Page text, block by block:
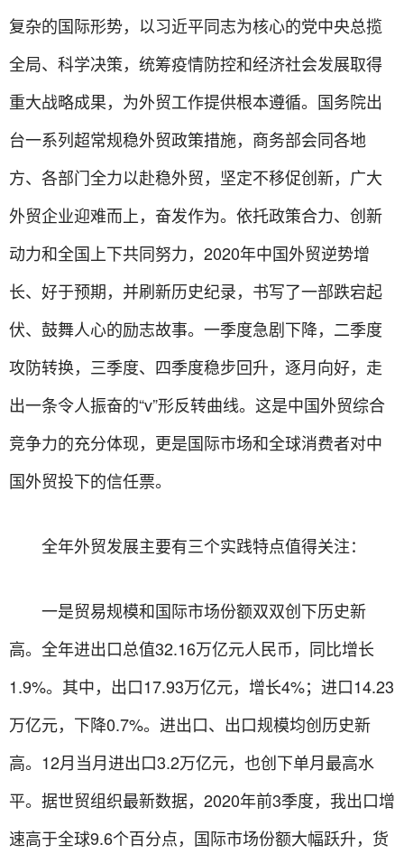
复杂的国际形势，以习近平同志为核心的党中央总揽
全局、科学决策，统筹疫情防控和经济社会发展取得
重大战略成果，为外贸工作提供根本遵循。国务院出
台一系列超常规稳外贸政策措施，商务部会同各地
方、各部门全力以赴稳外贸，坚定不移促创新，广大
外贸企业迎难而上，奋发作为。依托政策合力、创新
动力和全国上下共同努力，2020年中国外贸逆势增
长、好于预期，并刷新历史纪录，书写了一部跌宕起
伏、鼓舞人心的励志故事。一季度急剧下降，二季度
攻防转换，三季度、四季度稳步回升，逐月向好，走
出一条令人振奋的“v”形反转曲线。这是中国外贸综合
竞争力的充分体现，更是国际市场和全球消费者对中
国外贸投下的信任票。
全年外贸发展主要有三个实践特点值得关注：
一是贸易规模和国际市场份额双双创下历史新
高。全年进出口总值32.16万亿元人民币，同比增长
1.9%。其中，出口17.93万亿元，增长4%；进口14.23
万亿元，下降0.7%。进出口、出口规模均创历史新
高。12月当月进出口3.2万亿元，也创下单月最高水
平。据世贸组织最新数据，2020年前3季度，我出口增
速高于全球9.6个百分点，国际市场份额大幅跃升，货